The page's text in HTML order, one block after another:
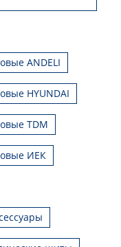
ANDELI
HYUNDAI
TDM
ИЕК